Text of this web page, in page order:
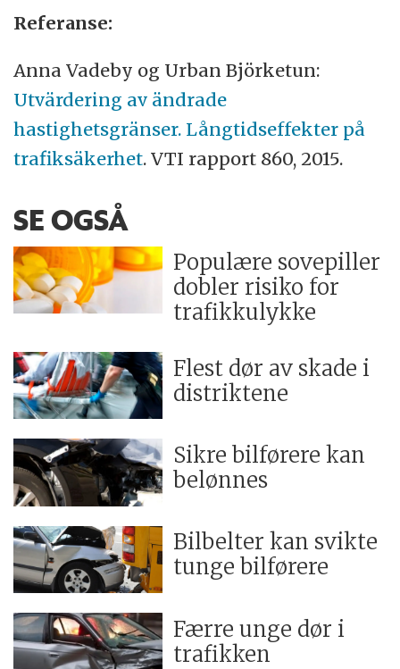
Referanse:
Anna Vadeby og Urban Björketun:
Utvärdering av ändrade
hastighetsgränser. Långtidseffekter på
trafiksäkerhet. VTI rapport 860, 2015.
SE OGSÅ
Populære sovepiller
dobler risiko for
trafikkulykke
Flest dør av skade i
distriktene
Sikre bilførere kan
belønnes
Bilbelter kan svikte
tunge bilførere
Færre unge dør i
trafikken